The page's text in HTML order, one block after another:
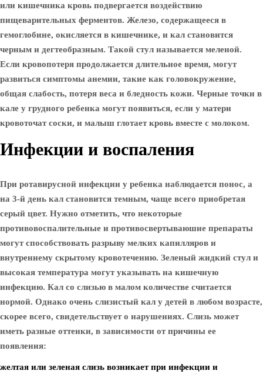
или кишечника кровь подвергается воздействию
пищеварительных ферментов. Железо, содержащееся в
гемоглобине, окисляется в кишечнике, и кал становится
черным и дегтеобразным. Такой стул называется меленой.
Если кровопотеря продолжается длительное время, могут
развиться симптомы анемии, такие как головокружение,
общая слабость, потеря веса и бледность кожи. Черные точки в
кале у грудного ребенка могут появиться, если у матери
кровоточат соски, и малыш глотает кровь вместе с молоком.
Инфекции и воспаления
При ротавирусной инфекции у ребенка наблюдается понос, а
на 3-й день кал становится темным, чаще всего приобретая
серый цвет. Нужно отметить, что некоторые
противовоспалительные и противосвертываюшие препараты
могут способствовать разрыву мелких капилляров и
внутреннему скрытому кровотечению. Зеленый жидкий стул и
высокая температура могут указывать на кишечную
инфекцию. Кал со слизью в малом количестве считается
нормой. Однако очень слизистый кал у детей в любом возрасте,
скорее всего, свидетельствует о нарушениях. Слизь может
иметь разные оттенки, в зависимости от причины ее
появления:
желтая или зеленая слизь возникает при инфекции и